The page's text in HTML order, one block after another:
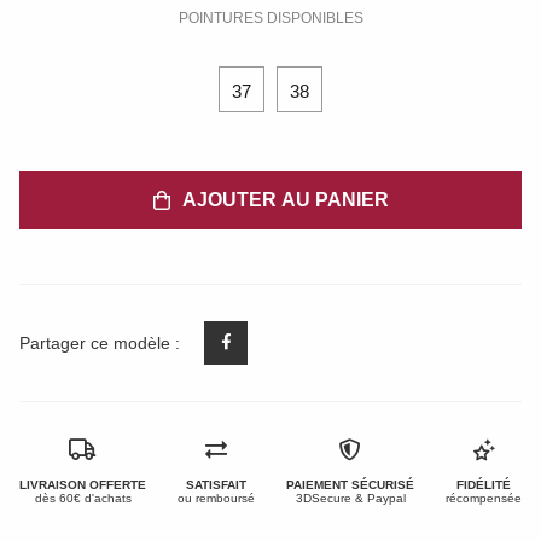
POINTURES DISPONIBLES
37 38
AJOUTER AU PANIER
Partager ce modèle :
LIVRAISON OFFERTE
dès 60€ d'achats
SATISFAIT
ou remboursé
PAIEMENT SÉCURISÉ
3DSecure & Paypal
FIDÉLITÉ
récompensée